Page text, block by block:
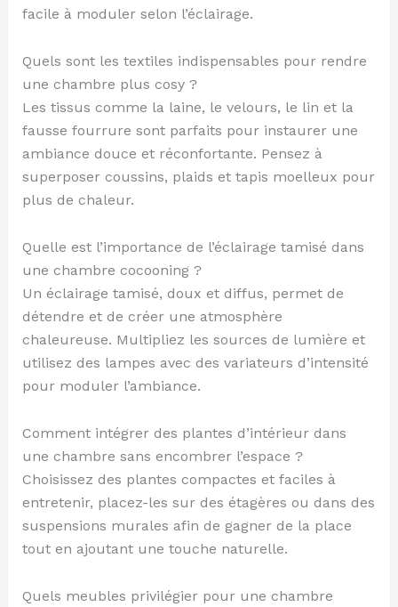
facile à moduler selon l’éclairage.
Quels sont les textiles indispensables pour rendre
une chambre plus cosy ?
Les tissus comme la laine, le velours, le lin et la
fausse fourrure sont parfaits pour instaurer une
ambiance douce et réconfortante. Pensez à
superposer coussins, plaids et tapis moelleux pour
plus de chaleur.
Quelle est l’importance de l’éclairage tamisé dans
une chambre cocooning ?
Un éclairage tamisé, doux et diffus, permet de
détendre et de créer une atmosphère
chaleureuse. Multipliez les sources de lumière et
utilisez des lampes avec des variateurs d’intensité
pour moduler l’ambiance.
Comment intégrer des plantes d’intérieur dans
une chambre sans encombrer l’espace ?
Choisissez des plantes compactes et faciles à
entretenir, placez-les sur des étagères ou dans des
suspensions murales afin de gagner de la place
tout en ajoutant une touche naturelle.
Quels meubles privilégier pour une chambre